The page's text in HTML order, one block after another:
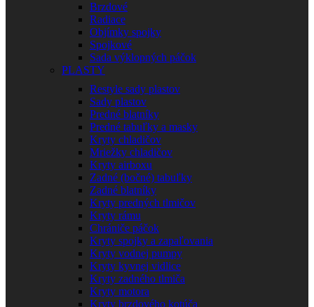
Brzdové
Radiace
Objímky spojky
Spojkové
Sada výklopných páčok
PLASTY
Restyle sady plastov
Sady plastov
Predné blatníky
Predné tabuľky a masky
Kryty chladičov
Mriežky chladičov
Kryty airboxu
Zadné (bočné) tabuľky
Zadné blatníky
Kryty predných tlmičov
Kryty rámu
Chrániče páčok
Kryty spojky a zapaľovania
Kryty vodnej pumpy
Kryty kyvnej vidlice
Kryty zadného tlmiča
Kryty motora
Kryty brzdového kotúča